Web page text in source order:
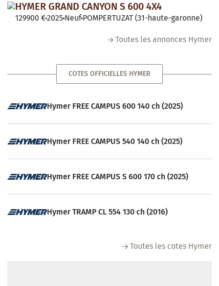
HYMER GRAND CANYON S 600 4X4
129900 €2025 Neuf POMPERTUZAT (31-haute-garonne)
Toutes les annonces Hymer
COTES OFFICIELLES HYMER
Hymer FREE CAMPUS 600 140 ch (2025)
Hymer FREE CAMPUS 540 140 ch (2025)
Hymer FREE CAMPUS S 600 170 ch (2025)
Hymer TRAMP CL 554 130 ch (2016)
Toutes les cotes Hymer